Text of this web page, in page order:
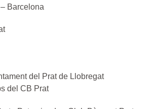
Barcelona
del CB Prat